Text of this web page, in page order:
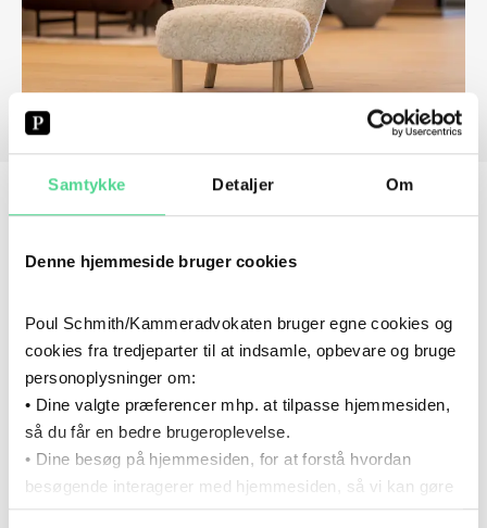
Samtykke Detaljer Om
Denne hjemmeside bruger cookies
Poul Schmith/Kammeradvokaten bruger egne cookies og
cookies fra tredjeparter til at indsamle, opbevare og bruge
personoplysninger om:
• Dine valgte præferencer mhp. at tilpasse hjemmesiden,
så du får en bedre brugeroplevelse.
• Dine besøg på hjemmesiden, for at forstå hvordan
besøgende interagerer med hjemmesiden, så vi kan gøre
FØLG OS PÅ SOCIALE MEDIER
HOLD DIG OPDATERET: FÅ JURIDISK
VIDEN OG INDSIGTER FRA VORES
EKSPERTER DIREKTE I DIN
INDBAKKE
Når du tilmelder dig vores nyhedsbreve, bliver du
opdateret på seneste nyt fra de retsområder, som du